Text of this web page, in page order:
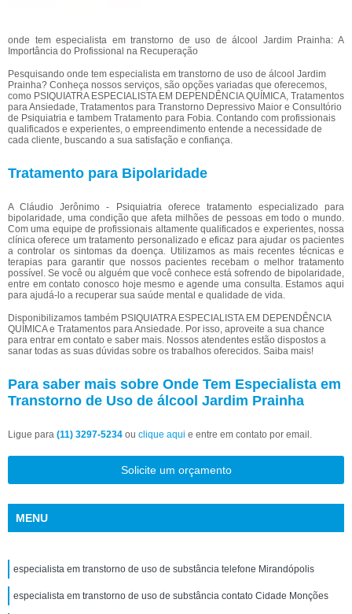
onde tem especialista em transtorno de uso de álcool Jardim Prainha: A
Importância do Profissional na Recuperação
Pesquisando onde tem especialista em transtorno de uso de álcool Jardim
Prainha? Conheça nossos serviços, são opções variadas que oferecemos,
como PSIQUIATRA ESPECIALISTA EM DEPENDÊNCIA QUÍMICA, Tratamentos
para Ansiedade, Tratamentos para Transtorno Depressivo Maior e Consultório
de Psiquiatria e tambem Tratamento para Fobia. Contando com profissionais
qualificados e experientes, o empreendimento entende a necessidade de
cada cliente, buscando a sua satisfação e confiança.
Tratamento para Bipolaridade
A Cláudio Jerônimo - Psiquiatria oferece tratamento especializado para
bipolaridade, uma condição que afeta milhões de pessoas em todo o mundo.
Com uma equipe de profissionais altamente qualificados e experientes, nossa
clínica oferece um tratamento personalizado e eficaz para ajudar os pacientes
a controlar os sintomas da doença. Utilizamos as mais recentes técnicas e
terapias para garantir que nossos pacientes recebam o melhor tratamento
possível. Se você ou alguém que você conhece está sofrendo de bipolaridade,
entre em contato conosco hoje mesmo e agende uma consulta. Estamos aqui
para ajudá-lo a recuperar sua saúde mental e qualidade de vida.
Disponibilizamos também PSIQUIATRA ESPECIALISTA EM DEPENDÊNCIA
QUÍMICA e Tratamentos para Ansiedade. Por isso, aproveite a sua chance
para entrar em contato e saber mais. Nossos atendentes estão dispostos a
sanar todas as suas dúvidas sobre os trabalhos oferecidos. Saiba mais!
Para saber mais sobre Onde Tem Especialista em
Transtorno de Uso de álcool Jardim Prainha
Ligue para (11) 3297-5234 ou clique aqui e entre em contato por email.
Solicite um orçamento
MENU
especialista em transtorno de uso de substância telefone Mirandópolis
especialista em transtorno de uso de substância contato Cidade Monções